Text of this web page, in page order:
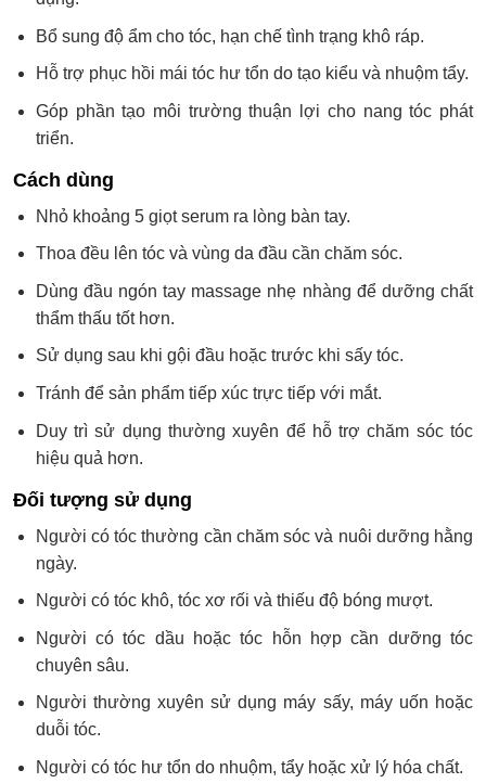
Bổ sung độ ẩm cho tóc, hạn chế tình trạng khô ráp.
Hỗ trợ phục hồi mái tóc hư tổn do tạo kiểu và nhuộm tẩy.
Góp phần tạo môi trường thuận lợi cho nang tóc phát
triển.
Cách dùng
Nhỏ khoảng 5 giọt serum ra lòng bàn tay.
Thoa đều lên tóc và vùng da đầu cần chăm sóc.
Dùng đầu ngón tay massage nhẹ nhàng để dưỡng chất
thẩm thấu tốt hơn.
Sử dụng sau khi gội đầu hoặc trước khi sấy tóc.
Tránh để sản phẩm tiếp xúc trực tiếp với mắt.
Duy trì sử dụng thường xuyên để hỗ trợ chăm sóc tóc
hiệu quả hơn.
Đối tượng sử dụng
Người có tóc thường cần chăm sóc và nuôi dưỡng hằng
ngày.
Người có tóc khô, tóc xơ rối và thiếu độ bóng mượt.
Người có tóc dầu hoặc tóc hỗn hợp cần dưỡng tóc
chuyên sâu.
Người thường xuyên sử dụng máy sấy, máy uốn hoặc
duỗi tóc.
Người có tóc hư tổn do nhuộm, tẩy hoặc xử lý hóa chất.